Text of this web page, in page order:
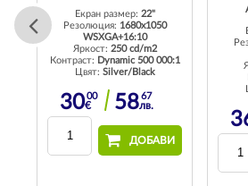
Екран размер: 22"
Резолюция: 1680x1050
WSXGA+16:10
Яркост: 250 cd/m2
Контраст: Dynamic 500 000:1
Цвят: Silver/Black
3000
€ 5867
лв.
ДОБАВИ